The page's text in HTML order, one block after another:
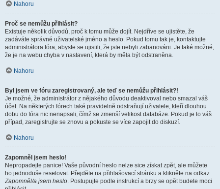
Nahoru
Proč se nemůžu přihlásit?
Existuje několik důvodů, proč k tomu může dojít. Nejdříve se ujistěte, že
zadáváte správné uživatelské jméno a heslo. Pokud tomu tak je, kontaktujte
administrátora fóra, abyste se ujistili, že jste nebyli zabanováni. Je také možné,
že je na webu chyba v nastavení, která by měla být odstraněna.
Nahoru
Byl jsem ve fóru zaregistrovaný, ale teď se nemůžu přihlásit?!
Je možné, že administrátor z nějakého důvodu deaktivoval nebo smazal váš
účet. Na některých fórech také pravidelně odstraňují uživatele, kteří dlouhou
dobu do fóra nic nenapsali, čímž se zmenší velikost databáze. Pokud je to váš
případ, zaregistrujte se znovu a pokuste se více zapojit do diskuzí.
Nahoru
Zapomněl jsem heslo!
Nepropadejte panice! Vaše původní heslo nelze sice získat zpět, ale můžete
ho jednoduše resetovat. Přejděte na přihlašovací stránku a klikněte na odkaz
Zapomněl/a jsem heslo. Postupujte podle instrukcí a brzy se opět budete moci